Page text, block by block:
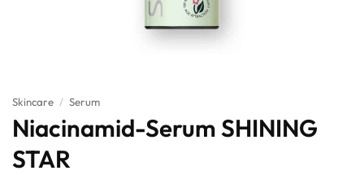
Skincare / Serum
Niacinamid-Serum SHINING
STAR